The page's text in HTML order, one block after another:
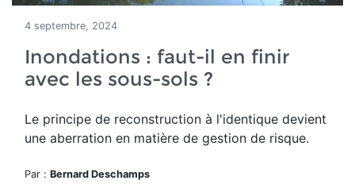
4 septembre, 2024
Inondations : faut-il en finir
avec les sous-sols ?
Le principe de reconstruction à l'identique devient
une aberration en matière de gestion de risque.
Par : Bernard Deschamps